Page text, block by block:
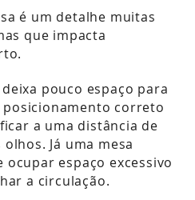
é um detalhe muitas
que impacta
pouco espaço para
correto
a uma distância de
Já uma mesa
espaço excessivo
a circulação.